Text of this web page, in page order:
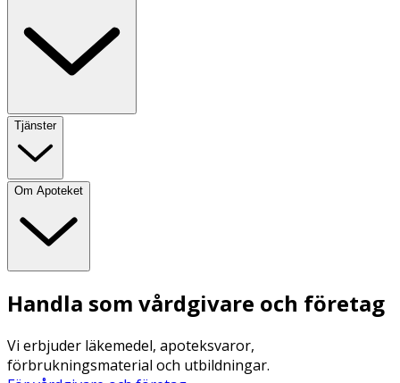
Tjänster
Om Apoteket
Handla som vårdgivare och företag
Vi erbjuder läkemedel, apoteksvaror,
förbrukningsmaterial och utbildningar.